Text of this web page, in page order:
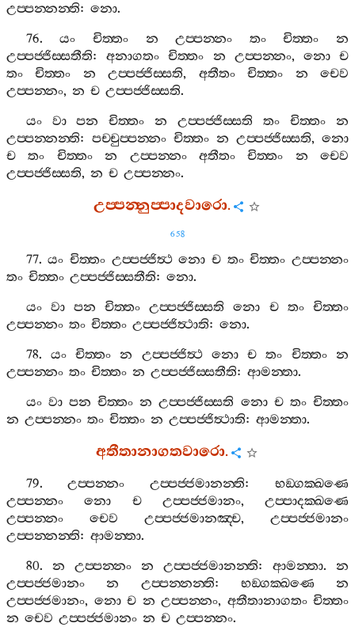
උප‍්පන‍්නන‍්ති: නො.
76.යං චිත‍්තං න උප‍්පන‍්නං තං චිත‍්තං
න
උප‍්පජ‍්ජිස‍්සතීති:අනාගතං චිත‍්තං න උප‍්පන‍්නං, නො ච
තං
චිත‍්තං න උප‍්පජ‍්ජිස‍්සති, අතීතං චිත‍්තං න
චෙව
උප‍්පන‍්නං, න ච උප‍්පජ‍්ජිස‍්සති.
යං
වා පන චිත‍්තං න උප‍්පජ‍්ජිස‍්සති තං චිත‍්තං
න
උප‍්පන‍්නන‍්ති: පච‍්චුප‍්පන‍්නං චිත‍්තං න උප‍්පජ‍්ජිස‍්සති, නො
ච
තං චිත‍්තං න උප‍්පන‍්නං අතීතං චිත‍්තං න
චෙව
උප‍්පජ‍්ජිස‍්සති, න ච උප‍්පන‍්නං.
උප‍්පන‍්නුප‍්පාදවාරො.
658
77.යං චිත‍්තං උප‍්පජ‍්ජිත්‍ථ නො ච තං චිත‍්තං උප‍්පන‍්නං
තං චිත‍්තං උප‍්පජ‍්ජිස‍්සතීති: නො.
යං වා පන චිත‍්තං උප‍්පජ‍්ජිස‍්සති නො ච තං චිත‍්තං
උප‍්පන‍්නං තං චිත‍්තං උප‍්පජ‍්ජිත්‍ථාති: නො.
78. යං චිත‍්තං න උප‍්පජ‍්ජිත්‍ථ නො ච තං චිත‍්තං න
උප‍්පන‍්නං තං චිත‍්තං න උප‍්පජ‍්ජිස‍්සතීති: ආමන‍්තා.
යං වා පන චිත‍්තං න උප‍්පජ‍්ජිස‍්සති නො ච තං චිත‍්තං
න උප‍්පන‍්නං තං චිත‍්තං න උප‍්පජ‍්ජිත්‍ථාති: ආමන‍්තා.
අතීතානාගතවාරො.
79.උප‍්පන‍්නං උප‍්පජ‍්ජමානන‍්ති:භඞ‍්ගක‍්ඛණෙ
උප‍්පන‍්නං
නො ච උප‍්පජ‍්ජමානං, උප‍්පාදක‍්ඛණෙ
උප‍්පන‍්නං
චෙව උප‍්පජ‍්ජමානඤ‍්ච, උප‍්පජ‍්ජමානං
උප‍්පන‍්නන‍්ති: ආමන‍්තා.
80. න උප‍්පන‍්නං න උප‍්පජ‍්ජමානන‍්ති: ආමන‍්තා. න
උප‍්පජ‍්ජමානං
න උප‍්පන‍්නන‍්ති: භඞ‍්ගක‍්ඛණෙ
න
උප‍්පජ‍්ජමානං, නො ච න උප‍්පන‍්නං, අතීතානාගතං චිත‍්තං
න චෙව උප‍්පජ‍්ජමානං න ච උප‍්පන‍්නං.